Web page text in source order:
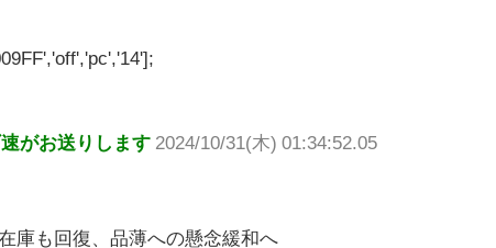
がお送りします 2024/10/31(木) 01:34:52.05
庫も回復、品薄への懸念緩和へ